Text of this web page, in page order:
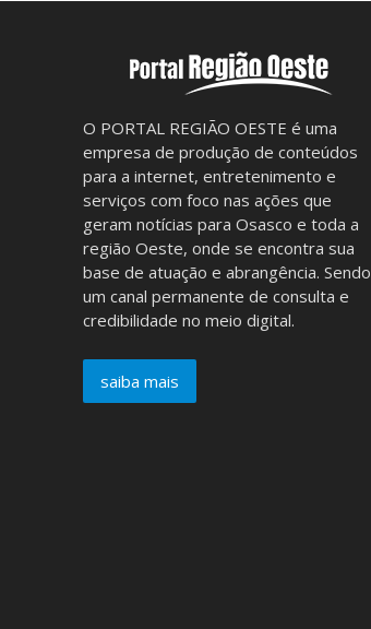
O PORTAL REGIÃO OESTE é uma
empresa de produção de conteúdos
para a internet, entretenimento e
serviços com foco nas ações que
geram notícias para Osasco e toda a
região Oeste, onde se encontra sua
base de atuação e abrangência. Sendo
um canal permanente de consulta e
credibilidade no meio digital.
saiba mais